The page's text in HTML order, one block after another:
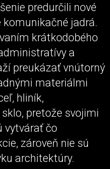
predurčili nové
jadrá.
krátkodobého
a
preukázať vnútorný
materiálmi
hliník,
pretože svojimi
vytvárať čo
zároveň nie sú
architektúry.